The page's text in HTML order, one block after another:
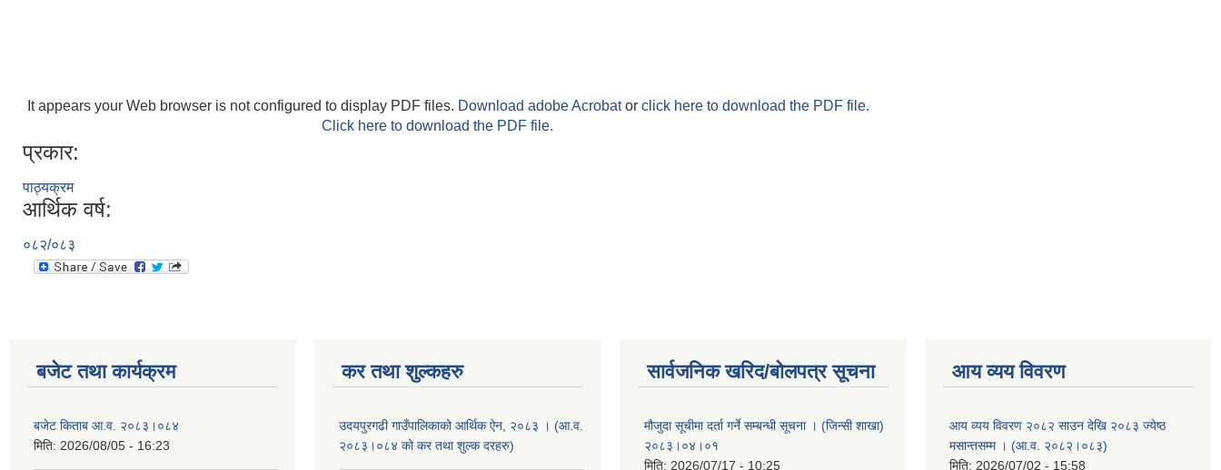
It appears your Web browser is not configured to display PDF files. Download adobe Acrobator click here to download the PDF file.
Click here to download the PDF file.
प्रकार:
पाठ्यक्रम
आर्थिक वर्ष:
०८२/०८३
बजेट तथा कार्यक्रम
बजेट किताब आ.व. २०८३।०८४
मिति: 2026/08/05 - 16:23
कर तथा शुल्कहरु
उदयपुरगढी गाउँपालिकाको आर्थिक ऐन, २०८३ । (आ.व.
२०८३।०८४ को कर तथा शुल्क दरहरु)
सार्वजनिक खरिद/बोलपत्र सूचना
मौजुदा सूचीमा दर्ता गर्ने सम्बन्धी सूचना । (जिन्सी शाखा)
२०८३।०४।०१
मिति: 2026/07/17 - 10:25
आय व्यय विवरण
आय व्यय विवरण २०८२ साउन देखि २०८३ ज्येष्ठ
मसान्तसम्म । (आ.व. २०८२।०८३)
मिति: 2026/07/02 - 15:58